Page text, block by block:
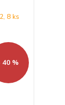
40 %